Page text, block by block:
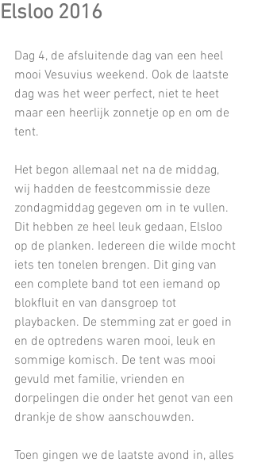
Elsloo 2016
Dag 4, de afsluitende dag van een heel
mooi Vesuvius weekend. Ook de laatste
dag was het weer perfect, niet te heet
maar een heerlijk zonnetje op en om de
tent.
Het begon allemaal net na de middag,
wij hadden de feestcommissie deze
zondagmiddag gegeven om in te vullen.
Dit hebben ze heel leuk gedaan, Elsloo
op de planken. Iedereen die wilde mocht
iets ten tonelen brengen. Dit ging van
een complete band tot een iemand op
blokfluit en van dansgroep tot
playbacken. De stemming zat er goed in
en de optredens waren mooi, leuk en
sommige komisch. De tent was mooi
gevuld met familie, vrienden en
dorpelingen die onder het genot van een
drankje de show aanschouwden.
Toen gingen we de laatste avond in, alles